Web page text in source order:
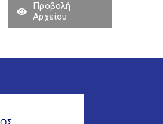
Προβολή
Αρχείου